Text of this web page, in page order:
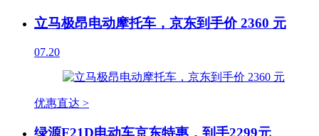
立马极昂电动摩托车，京东到手价 2360 元
07.20
优惠直达 >